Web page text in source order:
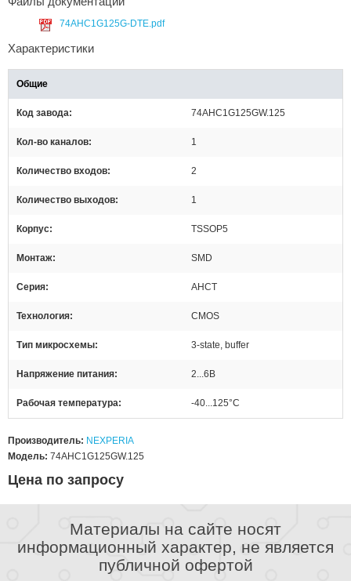
74AHC1G125G-DTE.pdf
Характеристики
Общие
Код завода 74AHC1G125GW.125
Кол-во каналов 1
Количество входов 2
Количество выходов 1
Корпус TSSOP5
Монтаж SMD
Серия AHCT
Технология CMOS
Тип микросхемы 3-state, buffer
Напряжение питания 2...6В
Рабочая температура -40...125°C
Производитель: NEXPERIA
Модель: 74AHC1G125GW.125
Цена по запросу
Материалы на сайте носят
информационный характер, не является
публичной офертой